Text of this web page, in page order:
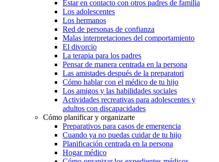
Estar en contacto con otros padres de familia
Los adolescentes
Los hermanos
Red de personas de confianza
Malas interpretaciones del comportamiento
El divorcio
La terapia para los padres
Pensar de manera centrada en la persona
Las amistades después de la preparatori
Cómo hablar con el médico de tu hijo
Los amigos y las habilidades sociales
Actividades recreativas para adolescentes y
adultos con discapacidades
Cómo planificar y organizarte
Preparativos para casos de emergencia
Cuando ya no puedas cuidar de tu hijo
Planificación centrada en la persona
Hogar médico